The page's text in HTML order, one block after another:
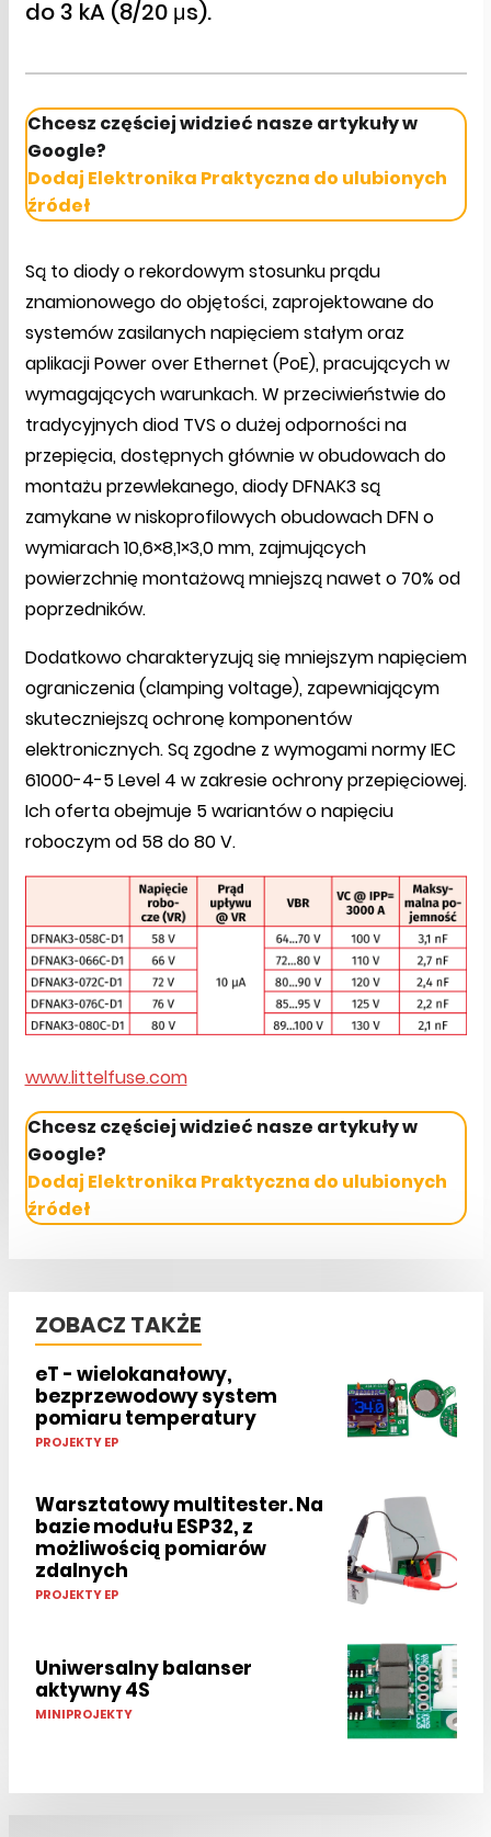
do 3 kA (8/20 μs).
Chcesz częściej widzieć nasze artykuły w
Google?
Dodaj Elektronika Praktyczna do ulubionych
źródeł
Są to diody o rekordowym stosunku prądu
znamionowego do objętości, zaprojektowane do
systemów zasilanych napięciem stałym oraz
aplikacji Power over Ethernet (PoE), pracujących w
wymagających warunkach. W przeciwieństwie do
tradycyjnych diod TVS o dużej odporności na
przepięcia, dostępnych głównie w obudowach do
montażu przewlekanego, diody DFNAK3 są
zamykane w niskoprofilowych obudowach DFN o
wymiarach 10,6×8,1×3,0 mm, zajmujących
powierzchnię montażową mniejszą nawet o 70% od
poprzedników.
Dodatkowo charakteryzują się mniejszym napięciem
ograniczenia (clamping voltage), zapewniającym
skuteczniejszą ochronę komponentów
elektronicznych. Są zgodne z wymogami normy IEC
61000-4-5 Level 4 w zakresie ochrony przepięciowej.
Ich oferta obejmuje 5 wariantów o napięciu
roboczym od 58 do 80 V.
www.littelfuse.com
Chcesz częściej widzieć nasze artykuły w
Google?
Dodaj Elektronika Praktyczna do ulubionych
źródeł
ZOBACZ TAKŻE
eT - wielokanałowy,
bezprzewodowy system
pomiaru temperatury
PROJEKTY EP
Warsztatowy multitester. Na
bazie modułu ESP32, z
możliwością pomiarów
zdalnych
PROJEKTY EP
Uniwersalny balanser
aktywny 4S
MINIPROJEKTY